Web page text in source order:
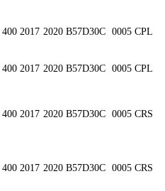
400 2017 2020 B57D30C 0005 CPL
400 2017 2020 B57D30C 0005 CPL
400 2017 2020 B57D30C 0005 CRS
400 2017 2020 B57D30C 0005 CRS